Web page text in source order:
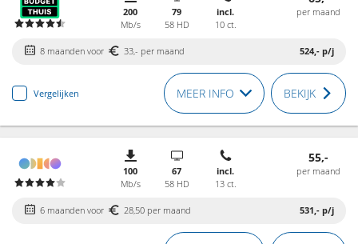
200
Mb/s
79
58 HD
incl.
10 ct.
per maand
8 maanden voor 33,- per maand 524,- p/j
Vergelijken MEER INFO BEKIJK
100
Mb/s
67
58 HD
incl.
13 ct.
55,-
per maand
6 maanden voor 28,50 per maand 531,- p/j